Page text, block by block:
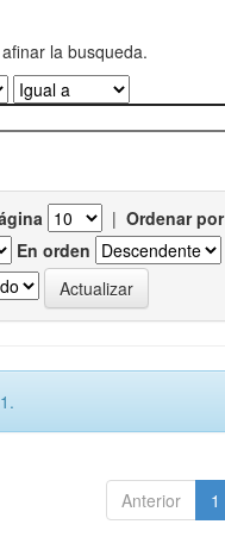
la busqueda.
| Ordenar por
En orden
Anterior 1